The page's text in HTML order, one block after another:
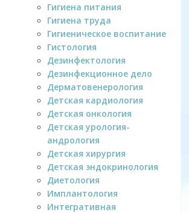
Гигиена питания
Гигиена труда
Гигиеническое воспитание
Гистология
Дезинфектология
Дезинфекционное дело
Дерматовенерология
Детская кардиология
Детская онкология
Детская урология-
андрология
Детская хирургия
Детская эндокринология
Диетология
Имплантология
Интегративная